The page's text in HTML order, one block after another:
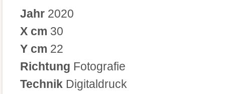
Jahr 2020
X cm 30
Y cm 22
Richtung Fotografie
Technik Digitaldruck